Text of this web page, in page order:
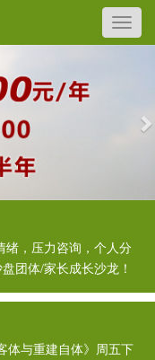
绪，压力咨询，个人分
团体/家长成长沙龙！
体与重建自体》周五下